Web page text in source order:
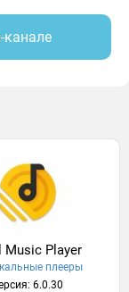
канале
Music Player
плееры
6.0.30